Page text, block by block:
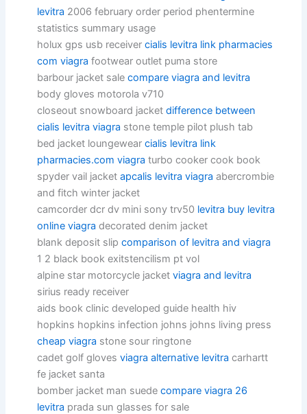
levitra 2006 february order period phentermine
statistics summary usage
holux gps usb receivercialis levitra link pharmacies
com viagra footwear outlet puma store
barbour jacket salecompare viagra and levitra
body gloves motorola v710
closeout snowboard jacketdifference between
cialis levitra viagra stone temple pilot plush tab
bed jacket loungewearcialis levitra link
pharmacies.com viagra turbo cooker cook book
spyder vail jacketapcalis levitra viagra abercrombie
and fitch winter jacket
camcorder dcr dv mini sony trv50 levitra buy levitra
online viagra decorated denim jacket
blank deposit slipcomparison of levitra and viagra
1 2 black book exitstencilism pt vol
alpine star motorcycle jacketviagra and levitra
sirius ready receiver
aids book clinic developed guide health hiv
hopkins hopkins infection johns johns living press
cheap viagra stone sour ringtone
cadet golf glovesviagra alternative levitra carhartt
fe jacket santa
bomber jacket man suedecompare viagra 26
levitra prada sun glasses for sale